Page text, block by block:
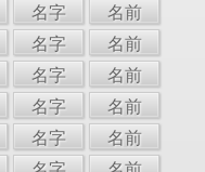
名字 名前
名字 名前
名字 名前
名字 名前
名字 名前